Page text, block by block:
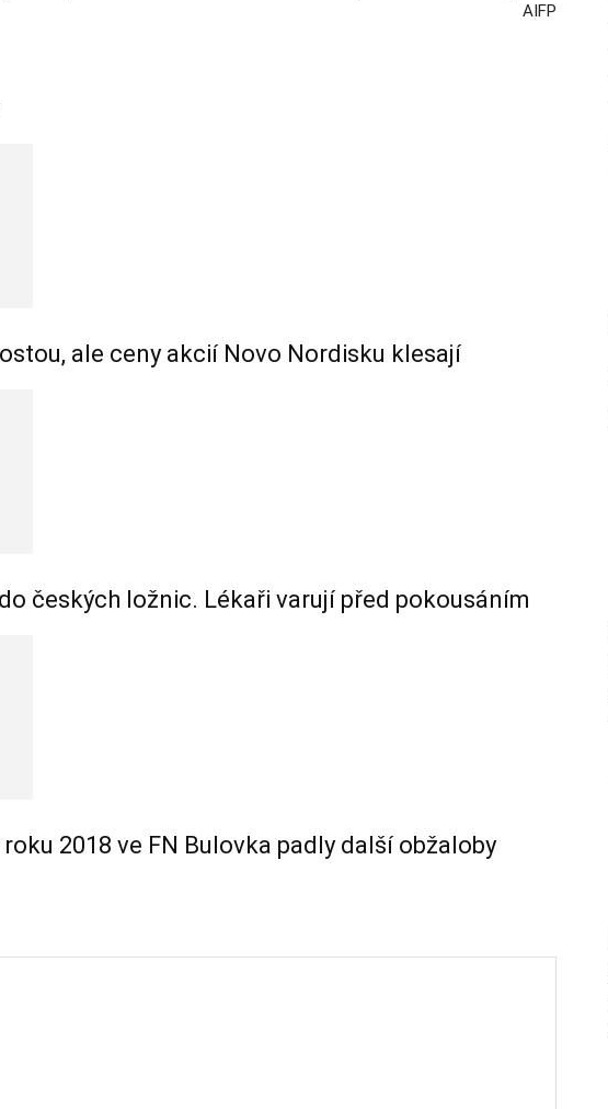
AIFP
ale ceny akcií Novo Nordisku klesají
českých ložnic. Lékaři varují před pokousáním
2018 ve FN Bulovka padly další obžaloby